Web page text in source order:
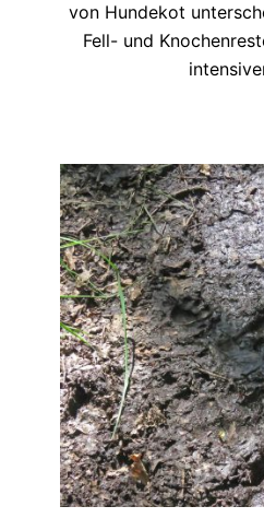
von Hundekot
Fell- und